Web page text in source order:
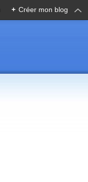
+ Créer mon blog